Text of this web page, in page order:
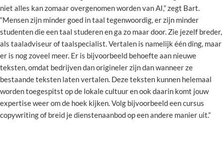
niet alles kan zomaar overgenomen worden van AI,” zegt Bart.
“Mensen zijn minder goed in taal tegenwoordig, er zijn minder
studenten die een taal studeren en ga zo maar door. Zie jezelf breder,
als taaladviseur of taalspecialist. Vertalen is namelijk één ding, maar
er is nog zoveel meer. Er is bijvoorbeeld behoefte aan nieuwe
teksten, omdat bedrijven dan origineler zijn dan wanneer ze
bestaande teksten laten vertalen. Deze teksten kunnen helemaal
worden toegespitst op de lokale cultuur en ook daarin komt jouw
expertise weer om de hoek kijken. Volg bijvoorbeeld een cursus
copywriting of breid je dienstenaanbod op een andere manier uit.”